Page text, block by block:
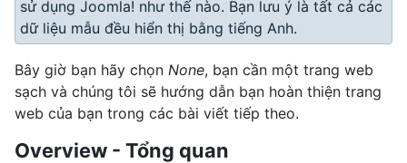
sử dụng Joomla! như thế nào. Bạn lưu ý là tất cả các
dữ liệu mẫu đều hiển thị bằng tiếng Anh.
Bây giờ bạn hãy chọn None, bạn cần một trang web
sạch và chúng tôi sẽ hướng dẫn bạn hoàn thiện trang
web của bạn trong các bài viết tiếp theo.
Overview - Tổng quan